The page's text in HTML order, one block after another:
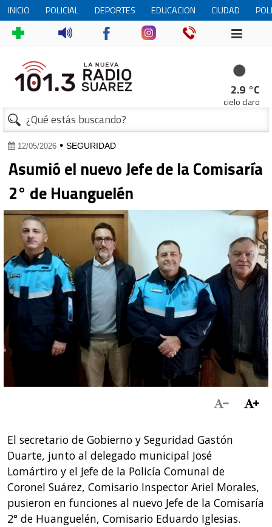
INICIO POLICIAL DEPORTES EDUCACION CIUDAD
2.9 °C
cielo claro
12/05/2026• SEGURIDAD
Asumió el nuevo Jefe de la Comisaría
2° de Huanguelén
El secretario de Gobierno y Seguridad Gastón
Duarte, junto al delegado municipal José
Lomártiro y el Jefe de la Policía Comunal de
Coronel Suárez, Comisario Inspector Ariel Morales,
pusieron en funciones al nuevo Jefe de la Comisaría
2° de Huanguelén, Comisario Eduardo Iglesias.